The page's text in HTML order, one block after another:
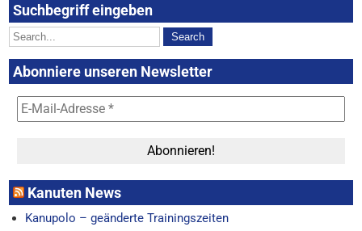
Suchbegriff eingeben
Abonniere unseren Newsletter
Kanuten News
Kanupolo – geänderte Trainingszeiten